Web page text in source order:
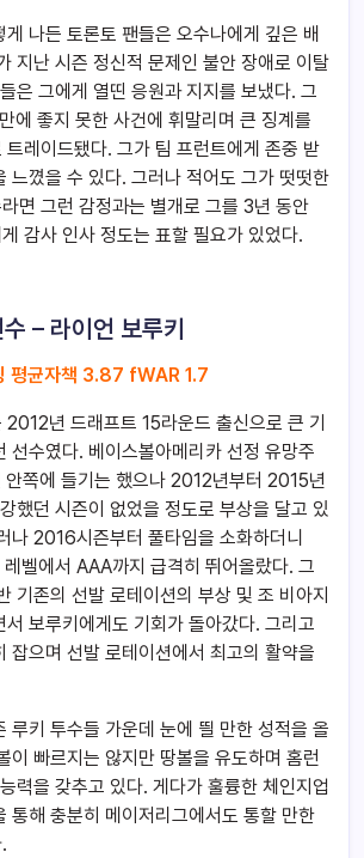
나든 토론토 팬들은 오수나에게 깊은 배
지난 시즌 정신적 문제인 불안 장애로 이탈
은 그에게 열띤 응원과 지지를 보냈다. 그
에 좋지 못한 사건에 휘말리며 큰 징계를
트레이드됐다. 그가 팀 프런트에게 존중 받
느꼈을 수 있다. 그러나 적어도 그가 떳떳한
면 그런 감정과는 별개로 그를 3년 동안
감사 인사 정도는 표할 필요가 있었다.
– 라이언 보루키
평균자책 3.87 fWAR 1.7
년 드래프트 15라운드 출신으로 큰 기
선수였다. 베이스볼아메리카 선정 유망주
쪽에 들기는 했으나 2012년부터 2015년
했던 시즌이 없었을 정도로 부상을 달고 있
나 2016시즌부터 풀타임을 소화하더니
벨에서 AAA까지 급격히 뛰어올랐다. 그
기존의 선발 로테이션의 부상 및 조 비아지
서 보루키에게도 기회가 돌아갔다. 그리고
잡으며 선발 로테이션에서 최고의 활약을
루키 투수들 가운데 눈에 띌 만한 성적을 올
이 빠르지는 않지만 땅볼을 유도하며 홈런
력을 갖추고 있다. 게다가 훌륭한 체인지업
통해 충분히 메이저리그에서도 통할 만한